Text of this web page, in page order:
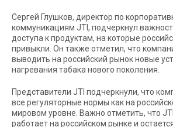
Сергей Глушков, директор по
коммуникациям JTI, подчеркнул
доступа к продуктам, на которые
привыкли. Он также отметил, что
выводить на российский рынок новые
нагревания табака нового поколения.
Представители JTI подчеркнули, что
все регуляторные нормы как на
мировом уровне. Важно отметить, что
работает на российском рынке и